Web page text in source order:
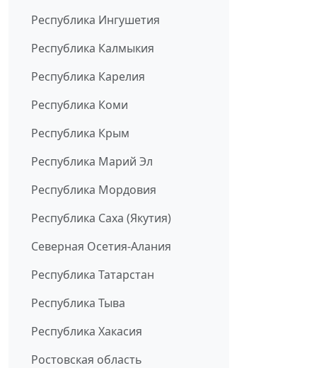
Республика Ингушетия
Республика Калмыкия
Республика Карелия
Республика Коми
Республика Крым
Республика Марий Эл
Республика Мордовия
Республика Саха (Якутия)
Северная Осетия-Алания
Республика Татарстан
Республика Тыва
Республика Хакасия
Ростовская область